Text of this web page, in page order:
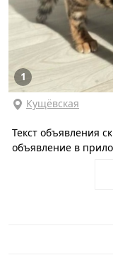
1
Кущёвская
Текст объявления
объявление в